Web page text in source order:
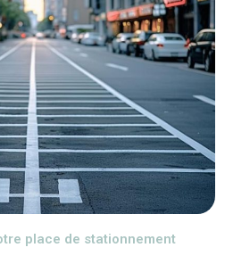
place de stationnement